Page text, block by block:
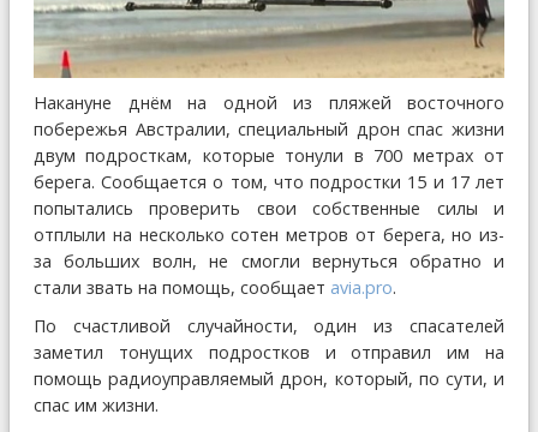
Накануне днём на одной из пляжей восточного
побережья Австралии, специальный дрон спас жизни
двум подросткам, которые тонули в 700 метрах от
берега. Сообщается о том, что подростки 15 и 17 лет
попытались проверить свои собственные силы и
отплыли на несколько сотен метров от берега, но из-
за больших волн, не смогли вернуться обратно и
стали звать на помощь, сообщает avia.pro.
По счастливой случайности, один из спасателей
заметил тонущих подростков и отправил им на
помощь радиоуправляемый дрон, который, по сути, и
спас им жизни.